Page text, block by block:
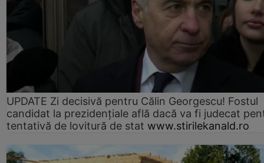
UPDATE Zi decisivă pentru Călin Georgescu! Fostul
candidat la prezidențiale află dacă va fi judecat
tentativă de lovitură de stat www.stirilekanald.ro